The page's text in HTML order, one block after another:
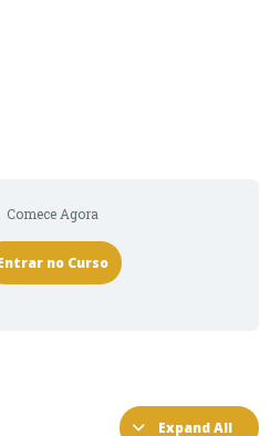
Comece Agora
no Curso
Expand All